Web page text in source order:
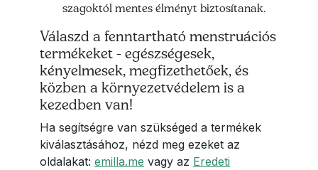
szagoktól mentes élményt biztosítanak.
Válaszd a fenntartható menstruációs
termékeket - egészségesek,
kényelmesek, megfizethetőek, és
közben a környezetvédelem is a
kezedben van!
Ha segítségre van szükséged a termékek
kiválasztásához, nézd meg ezeket az
oldalakat: emilla.me vagy az Eredeti